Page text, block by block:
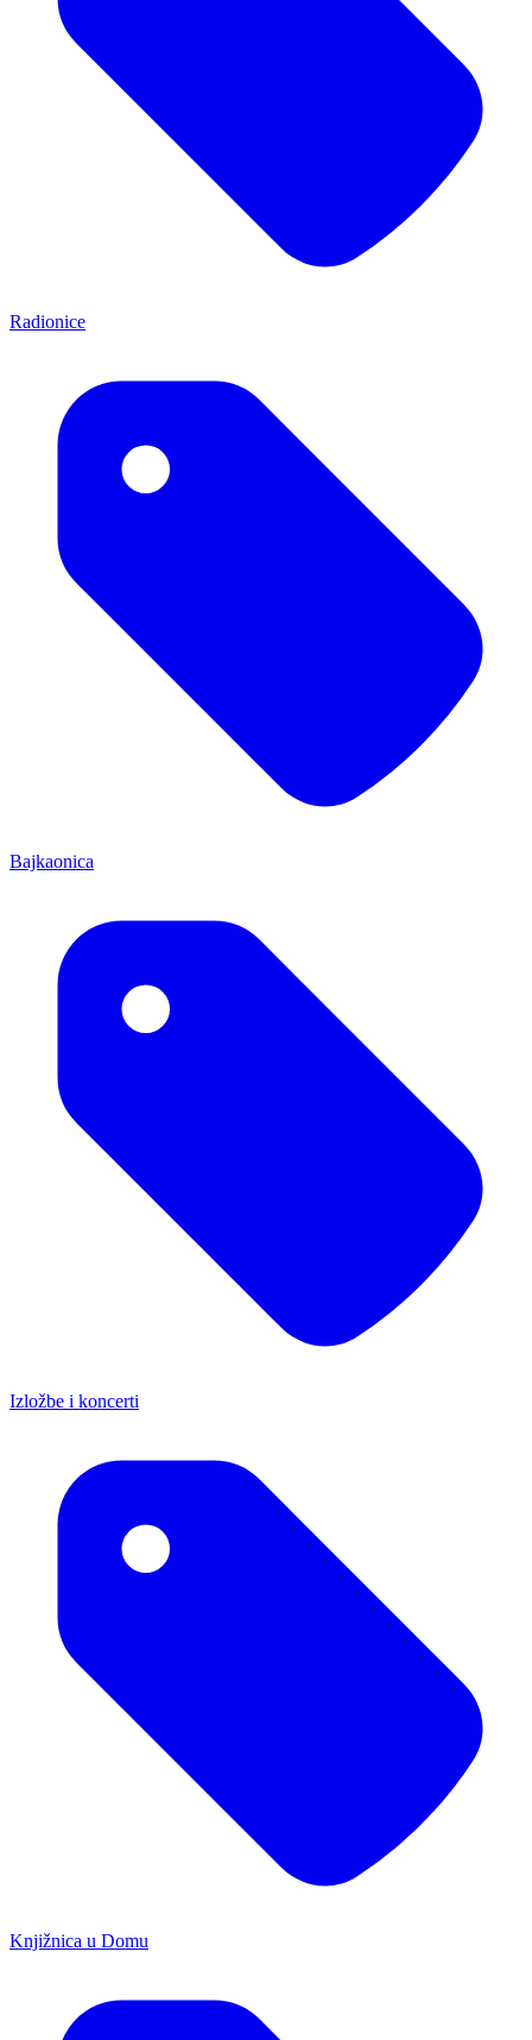
Radionice
Bajkaonica
Izložbe i koncerti
Knjižnica u Domu